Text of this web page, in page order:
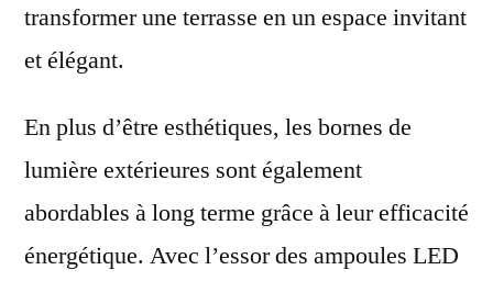
transformer une terrasse en un espace invitant
et élégant.
En plus d’être esthétiques, les bornes de
lumière extérieures sont également
abordables à long terme grâce à leur efficacité
énergétique. Avec l’essor des ampoules LED